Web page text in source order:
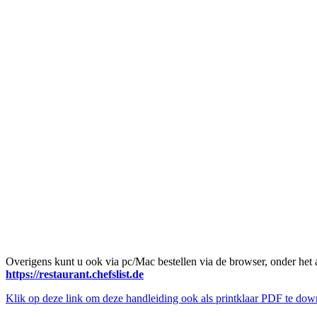
Overigens kunt u ook via pc/Mac bestellen via de browser, onder het
https://restaurant.chefslist.de
Klik op deze link om deze handleiding ook als printklaar PDF te